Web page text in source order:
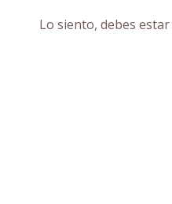
Lo siento, debes estar